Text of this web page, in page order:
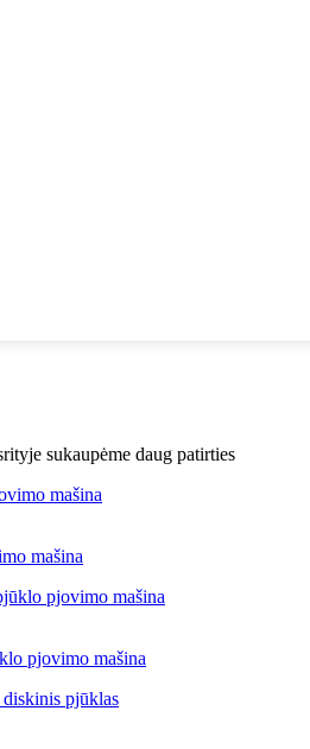
sukaupėme daug patirties
mašina
pjovimo mašina